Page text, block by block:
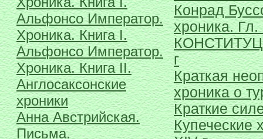
Альфонсо Император.
Хроника. Книга I.
Альфонсо Император.
Хроника. Книга II.
Англосаксонские
хроники
Анна Австрийская.
Письма.
Конрад
хроника. Гл.
г
Краткая
хроника о
Краткие
Купеческие